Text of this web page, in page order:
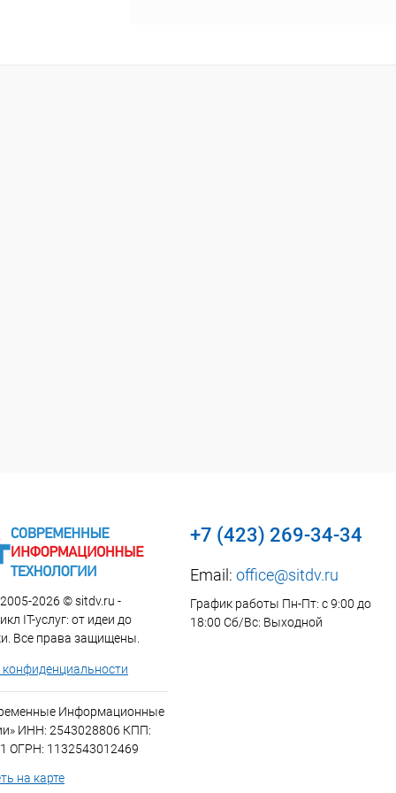
2026 © sitdv.ru -
IT-услуг: от идеи до
Все права защищены.
Информационные
ИНН: 2543028806 КПП:
ОГРН: 1132543012469
на карте
+7 (423) 269-34-34
Email: office@sitdv.ru
График работы Пн-Пт: с 9:00 до
18:00 Сб/Вс: Выходной